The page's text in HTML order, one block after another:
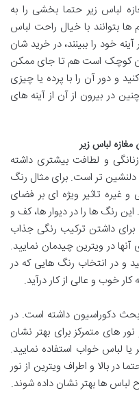
لباس زير حتما بخشی را به
ها بتوانند با خیال راحت لباس
خود را ببینند، در خرید شان
کوچک است هم تا جای ممکن
و دور آن را با پرده یا چیزی
در بیرون از آن از آینه های
لباس زير
و لطافت بیشتری داشته
تر است. برای مثال رنگ
غیره تاثیر ویژه ای بر فضای
رنگ ها را در دیوار ها، کف و
برای داشتن ترکیب رنگی جذاب
در ویترین چیدمان نمایید.
و در انتخاب رنگ هایی که در
خوب و عالی از کار درآید.
دکوراسیون داشته است. در
های متمرکز برای بهتر نشان
لباس خواب استفاده نمایید.
در بالا و اطراف ویترین از نور
ها بهتر نشان داده شوند.